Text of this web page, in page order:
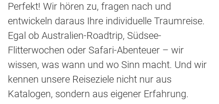
Perfekt! Wir hören zu, fragen nach und
entwickeln daraus Ihre individuelle Traumreise.
Egal ob Australien-Roadtrip, Südsee-
Flitterwochen oder Safari-Abenteuer – wir
wissen, was wann und wo Sinn macht. Und wir
kennen unsere Reiseziele nicht nur aus
Katalogen, sondern aus eigener Erfahrung.